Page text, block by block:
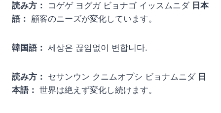
読み方： コゲゲ ヨグガ ビョナゴ イッスムニダ 日本
語： 顧客のニーズが変化しています。
韓国語： 세상은 끊임없이 변합니다.
読み方： セサンウン クニムオプシ ビョナムニダ 日
本語： 世界は絶えず変化し続けます。